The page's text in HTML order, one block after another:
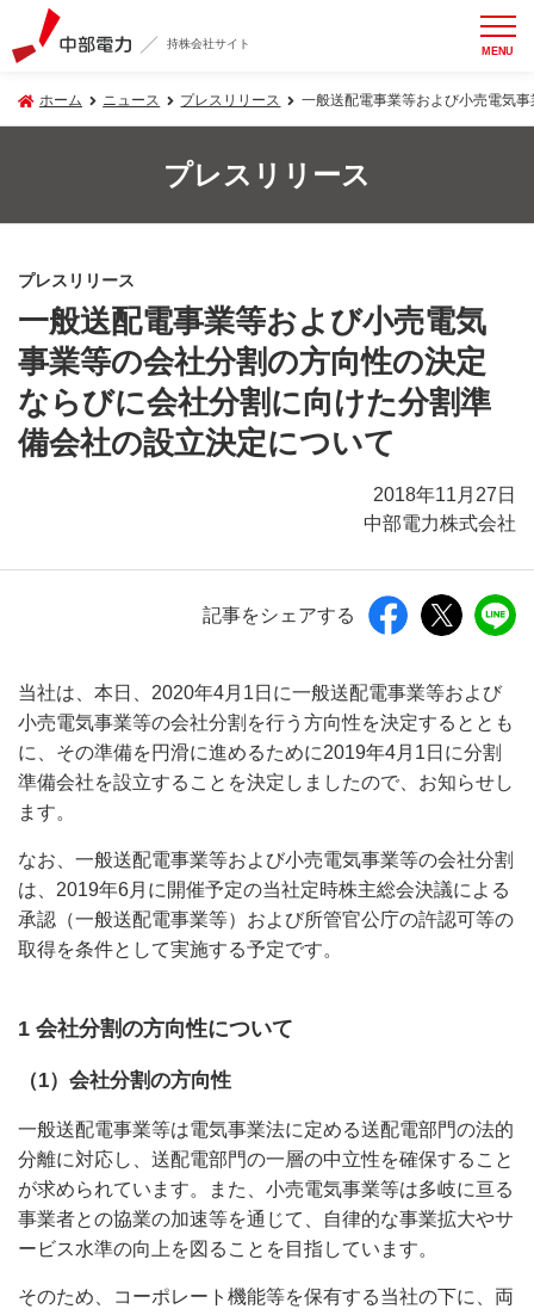
持株会社サイト MENU
ホーム ニュース プレスリリース 一般送配電事業等および小売電気
プレスリリース
プレスリリース
一般送配電事業等および小売電気
事業等の会社分割の方向性の決定
ならびに会社分割に向けた分割準
備会社の設立決定について
2018年11月27日
中部電力株式会社
記事をシェアする
当社は、本日、2020年4月1日に一般送配電事業等および
小売電気事業等の会社分割を行う方向性を決定するととも
に、その準備を円滑に進めるために2019年4月1日に分割
準備会社を設立することを決定しましたので、お知らせし
ます。
なお、一般送配電事業等および小売電気事業等の会社分割
は、2019年6月に開催予定の当社定時株主総会決議による
承認（一般送配電事業等）および所管官公庁の許認可等の
取得を条件として実施する予定です。
1 会社分割の方向性について
（1）会社分割の方向性
一般送配電事業等は電気事業法に定める送配電部門の法的
分離に対応し、送配電部門の一層の中立性を確保すること
が求められています。また、小売電気事業等は多岐に亘る
事業者との協業の加速等を通じて、自律的な事業拡大やサ
ービス水準の向上を図ることを目指しています。
そのため、コーポレート機能等を保有する当社の下に、両